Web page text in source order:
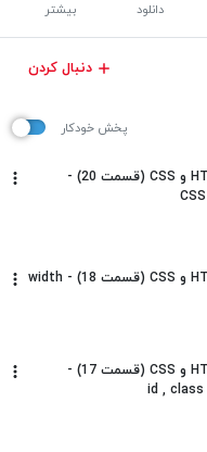
دانلود بیشتر
دنبال کردن
پخش خودکار
آموزش جامع HTML و CSS (قسمت 20) -
آموزش جامع HTML و CSS (قسمت 18) - width
آموزش جامع HTML و CSS (قسمت 17) -